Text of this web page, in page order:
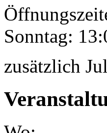
Sonntag:
zusätzlich